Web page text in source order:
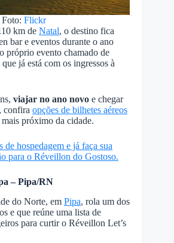
Foto:Flickr
km de Natal, o destino fica
bar e eventos durante o ano
próprio evento chamado de
já está com os ingressos à
viajar no ano novo e chegar
confira opções de bilhetes aéreos
próximo da cidade.
hospedagem e já faça sua
para o Réveillon do Gostoso.
– Pipa/RN
do Norte, em Pipa, rola um dos
e que reúne uma lista de
para curtir o Réveillon Let’s